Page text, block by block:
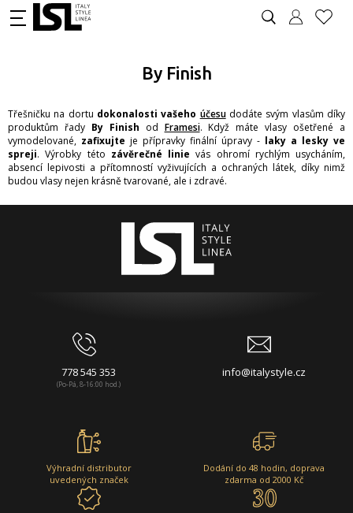
By Finish
Třešničku na dortu dokonalosti vašeho účesudodáte svým vlasům díky
produktům řady By Finish od Framesi. Když máte vlasy ošetřené a
vymodelované, zafixujte je přípravky finální úpravy - laky a lesky ve
spreji. Výrobky této závěrečné linie vás ohromí rychlým usycháním,
absencí lepivosti a přítomností vyživujících a ochraných látek, díky nimž
budou vlasy nejen krásně tvarované, ale i zdravé.
778 545 353
(Po-Pá, 8-16:00 hod.)
info@italystyle.cz
Výhradní distributor
uvedených značek
Dodání do 48 hodin, doprava
zdarma od 2000 Kč